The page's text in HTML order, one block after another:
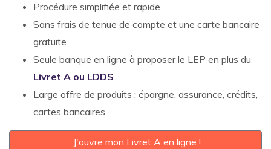
Procédure simplifiée et rapide
Sans frais de tenue de compte et une carte bancaire
gratuite
Seule banque en ligne à proposer le LEP en plus du
Livret A ou LDDS
Large offre de produits : épargne, assurance, crédits,
cartes bancaires
J'ouvre mon Livret A en ligne !